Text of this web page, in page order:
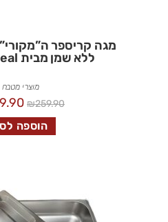
מגה קריספר
ללא שמן מבית Food appeal
מוצרי מטבח
₪259.90
הוספה